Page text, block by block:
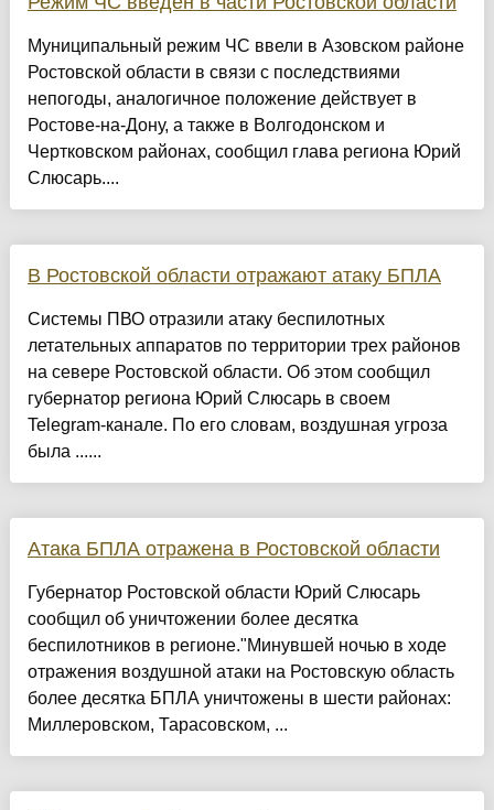
Муниципальный режим ЧС ввели в Азовском районе
Ростовской области в связи с последствиями
непогоды, аналогичное положение действует в
Ростове-на-Дону, а также в Волгодонском и
Чертковском районах, сообщил глава региона Юрий
Слюсарь....
В Ростовской области отражают атаку БПЛА
Системы ПВО отразили атаку беспилотных
летательных аппаратов по территории трех районов
на севере Ростовской области. Об этом сообщил
губернатор региона Юрий Слюсарь в своем
Telegram-канале. По его словам, воздушная угроза
была ......
Атака БПЛА отражена в Ростовской области
Губернатор Ростовской области Юрий Слюсарь
сообщил об уничтожении более десятка
беспилотников в регионе."Минувшей ночью в ходе
отражения воздушной атаки на Ростовскую область
более десятка БПЛА уничтожены в шести районах:
Миллеровском, Тарасовском, ...